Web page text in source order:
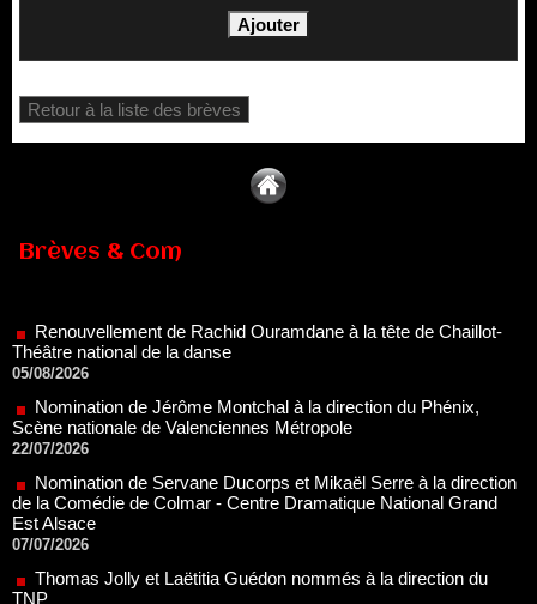
Retour à la liste des brèves
Brèves & Com
Nomination de Jérôme Montchal à la direction du Phénix,
Scène nationale de Valenciennes Métropole
Nomination de Servane Ducorps et Mikaël Serre à la direction
de la Comédie de Colmar - Centre Dramatique National Grand
07/07/2026
Thomas Jolly et Laëtitia Guédon nommés à la direction du
TNP
Fonds SACD Théâtre : les lauréats 2026